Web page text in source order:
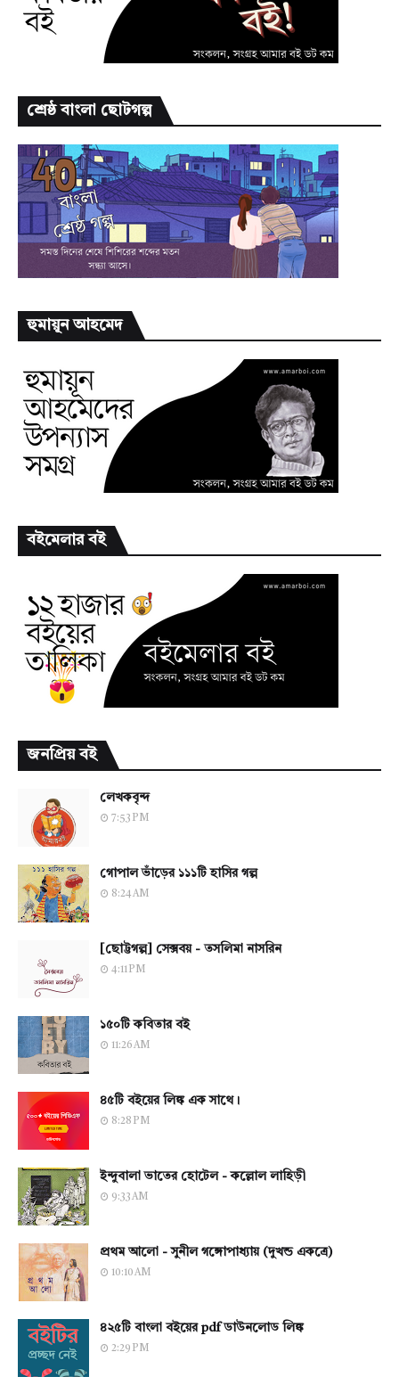
শ্রেষ্ঠ বাংলা ছোটগল্প
হুমায়ূন আহমেদ
বইমেলার বই
জনপ্রিয় বই
লেখকবৃন্দ
7:53 PM
গোপাল ভাঁড়ের ১১১টি হাসির গল্প
8:24 AM
[ছোট্টগল্প] সেক্সবয় - তসলিমা নাসরিন
4:11 PM
১৫০টি কবিতার বই
11:26 AM
৪৫টি বইয়ের লিঙ্ক এক সাথে।
8:28 PM
ইন্দুবালা ভাতের হোটেল - কল্লোল লাহিড়ী
9:33 AM
প্রথম আলো - সুনীল গঙ্গোপাধ্যায় (দুখন্ড একত্রে)
10:10 AM
৪২৫টি বাংলা বইয়ের pdf ডাউনলোড লিঙ্ক
2:29 PM